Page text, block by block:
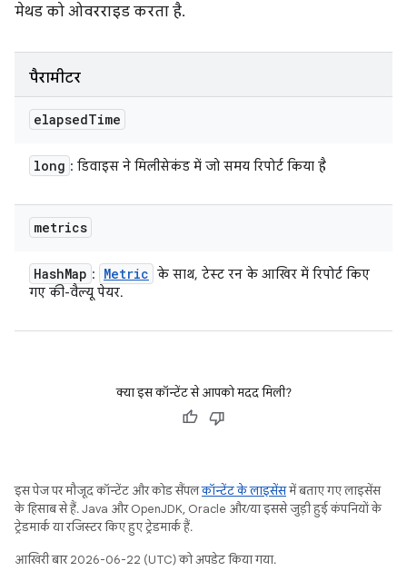
मेथड को ओवरराइड करता है.
पैरामीटर
elapsedTime
long : डिवाइस ने मिलीसेकंड में जो समय रिपोर्ट किया है
metrics
HashMap : Metric के साथ, टेस्ट रन के आखिर में रिपोर्ट किए
गए की-वैल्यू पेयर.
क्या इस कॉन्टेंट से आपको मदद मिली?
इस पेज पर मौजूद कॉन्टेंट और कोड सैंपलकॉन्टेंट के लाइसेंसमें बताए गए लाइसेंस
के हिसाब से हैं. Java और OpenJDK, Oracle और/या इससे जुड़ी हुई कंपनियों के
ट्रेडमार्क या रजिस्टर किए हुए ट्रेडमार्क हैं.
आखिरी बार 2026-06-22 (UTC) को अपडेट किया गया.